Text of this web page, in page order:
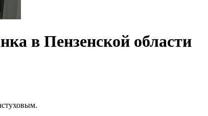
в Пензенской области